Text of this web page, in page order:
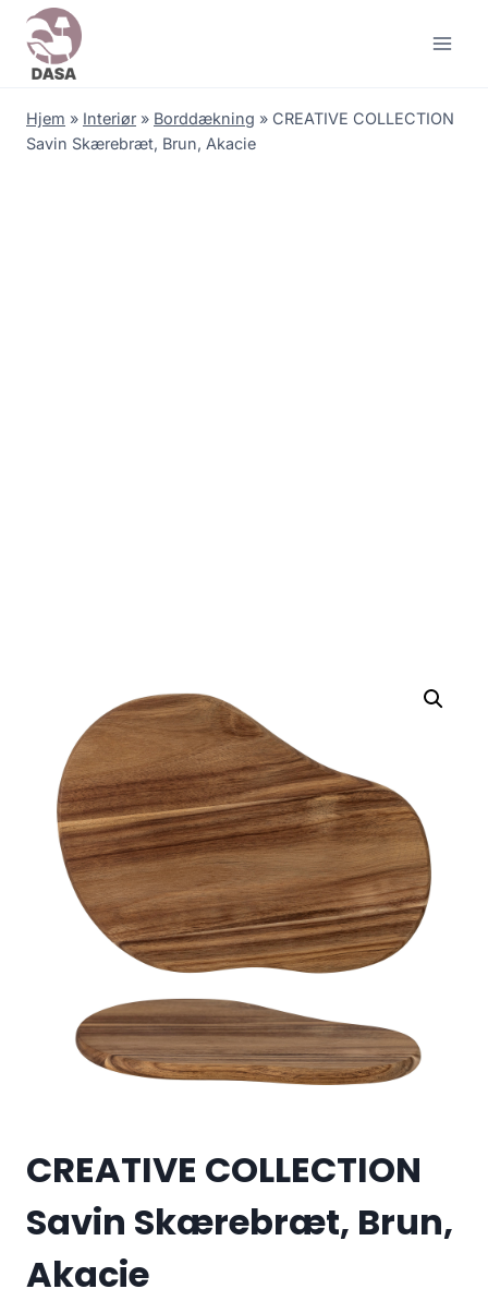
Skip
content
Hjem » Interiør » Borddækning » CREATIVE COLLECTION
Savin Skærebræt, Brun, Akacie
CREATIVE COLLECTION
Savin Skærebræt, Brun,
Akacie